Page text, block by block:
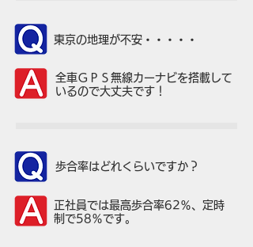
​東京の地理が不安・・・・・
全車ＧＰＳ無線カーナビを搭載して
いるので大丈夫です！
​歩合率はどれくらいですか？
正社員では最高歩合率62％、定時
制で58％です。